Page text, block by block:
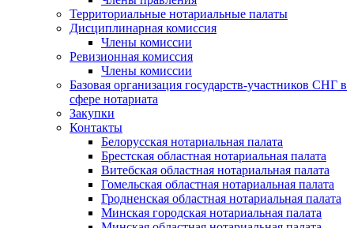
Территориальные нотариальные палаты
Дисциплинарная комиссия
Члены комиссии
Ревизионная комиссия
Члены комиссии
Базовая организация государств-участников СНГ в
сфере нотариата
Закупки
Контакты
Белорусская нотариальная палата
Брестская областная нотариальная палата
Витебская областная нотариальная палата
Гомельская областная нотариальная палата
Гродненская областная нотариальная палата
Минская городская нотариальная палата